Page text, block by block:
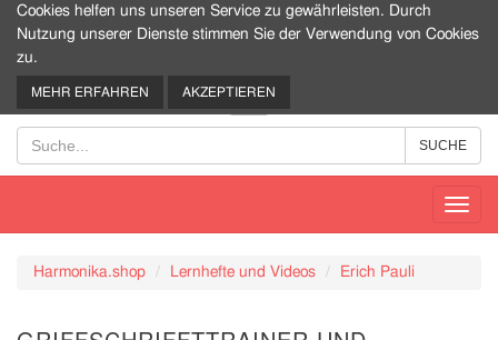
0
Harmonika.shop Lernhefte und Videos Erich Pauli
Cookies helfen uns unseren Service zu gewährleisten. Durch
Nutzung unserer Dienste stimmen Sie der Verwendung von Cookies
zu.
MEHR ERFAHREN AKZEPTIEREN